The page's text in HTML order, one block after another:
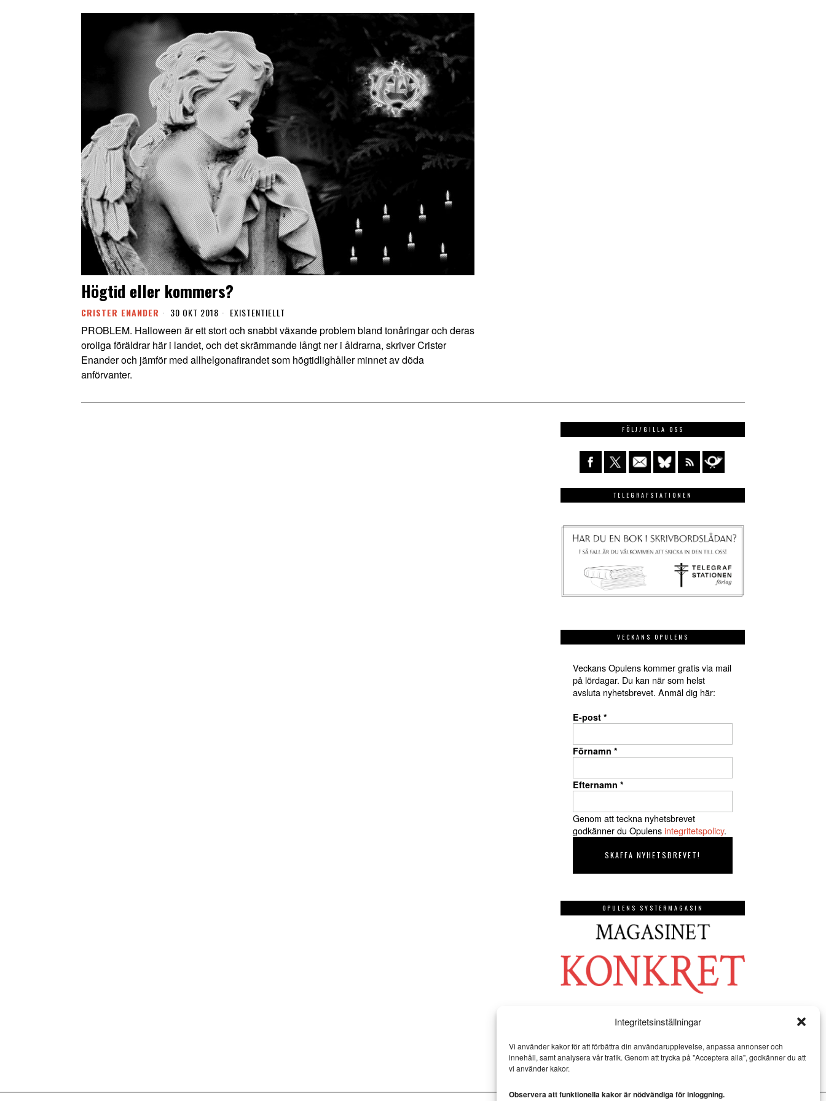
Integritetsinställningar
Vi använder kakor för att förbättra din användarupplevelse, anpassa annonser och
innehåll, samt analysera vår trafik. Genom att trycka på "Acceptera alla", godkänner du att
vi använder kakor.
Observera att funktionella kakor är nödvändiga för inloggning.
Högtid eller kommers?
CRISTER ENANDER 30 OKT 2018 EXISTENTIELLT
PROBLEM. Halloween är ett stort och snabbt växande problem bland tonåringar och deras
oroliga föräldrar här i landet, och det skrämmande långt ner i åldrarna, skriver Crister
Enander och jämför med allhelgonafirandet som högtidlighåller minnet av döda
anförvanter.
FÖLJ/GILLA OSS
TELEGRAFSTATIONEN
VECKANS OPULENS
Veckans Opulens kommer gratis via mail
på lördagar. Du kan när som helst
avsluta nyhetsbrevet. Anmäl dig här:
E-post *
Förnamn *
Efternamn *
Genom att teckna nyhetsbrevet
godkänner du Opulensintegritetspolicy.
OPULENS SYSTERMAGASIN